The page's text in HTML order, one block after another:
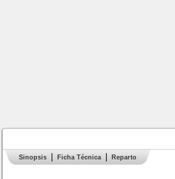
Sinopsis Ficha Técnica Reparto